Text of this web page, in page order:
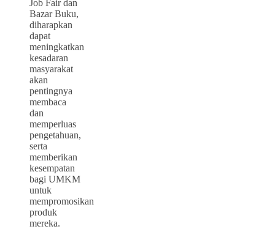
Job Fair dan
Bazar Buku,
diharapkan
dapat
meningkatkan
kesadaran
masyarakat
akan
pentingnya
membaca
dan
memperluas
pengetahuan,
serta
memberikan
kesempatan
bagi UMKM
untuk
mempromosikan
produk
mereka.